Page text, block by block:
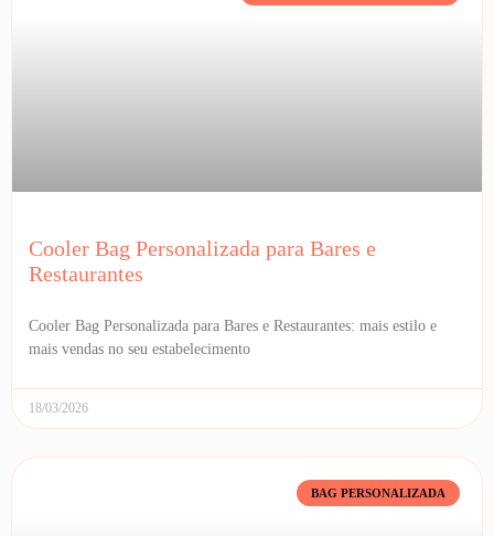
Cooler Bag Personalizada para Bares e
Restaurantes
Cooler Bag Personalizada para Bares e Restaurantes: mais estilo e
mais vendas no seu estabelecimento
18/03/2026
BAG PERSONALIZADA